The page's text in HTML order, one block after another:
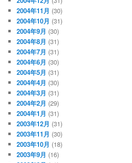
2004年11月 (30)
2004年10月 (31)
2004年9月 (30)
2004年8月 (31)
2004年7月 (31)
2004年6月 (30)
2004年5月 (31)
2004年4月 (30)
2004年3月 (31)
2004年2月 (29)
2004年1月 (31)
2003年12月 (31)
2003年11月 (30)
2003年10月 (18)
2003年9月 (16)